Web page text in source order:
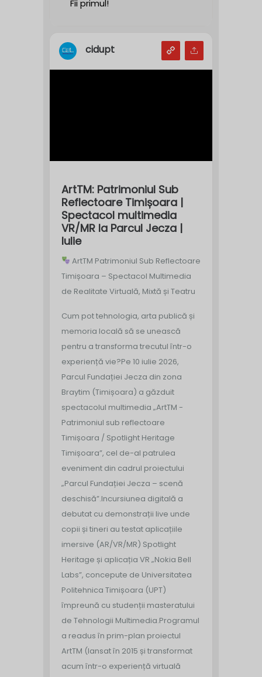
Fii primul!
cidupt
ArtTM: Patrimoniul Sub
Reflectoare Timișoara |
Spectacol multimedia
VR/MR la Parcul Jecza |
Iulie
ArtTM Patrimoniul Sub Reflectoare
Timișoara – Spectacol Multimedia
de Realitate Virtuală, Mixtă și Teatru
Cum pot tehnologia, arta publică și
memoria locală să se unească
pentru a transforma trecutul într-o
experiență vie?Pe 10 iulie 2026,
Parcul Fundației Jecza din zona
Braytim (Timișoara) a găzduit
spectacolul multimedia „ArtTM -
Patrimoniul sub reflectoare
Timișoara / Spotlight Heritage
Timișoara”, cel de-al patrulea
eveniment din cadrul proiectului
„Parcul Fundației Jecza – scenă
deschisă”.Incursiunea digitală a
debutat cu demonstrații live unde
copii și tineri au testat aplicațiile
imersive (AR/VR/MR) Spotlight
Heritage și aplicația VR „Nokia Bell
Labs”, concepute de Universitatea
Politehnica Timișoara (UPT)
împreună cu studenții masteratului
de Tehnologii Multimedia.Programul
a readus în prim-plan proiectul
ArtTM (lansat în 2015 și transformat
acum într-o experiență virtuală